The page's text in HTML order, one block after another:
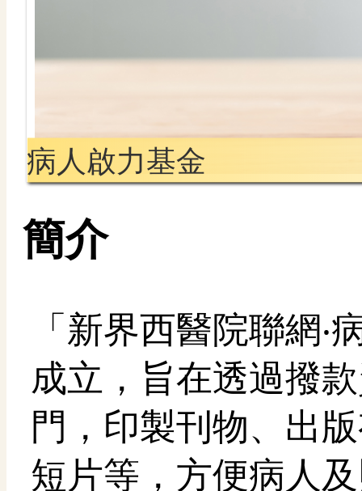
病人啟力基金
簡介
「新界西醫院聯網
成立，旨在透過撥
門，印製刊物、出
短片等，方便病人